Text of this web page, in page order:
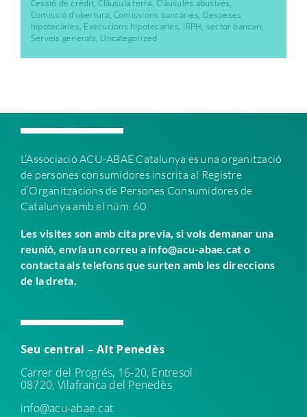
Cessió de crèdit,Clàusula terra,Clàusules abusives,
Comissió d'obertura,Comissions bancàries, Despeses
hipotecàries, Execucions hipotecaries, IRPH, sector bancari,
Serveis generals, Uncategorized
L’Associació ACU-ABAE Catalunya es una organització
de persones consumidores inscrita al Registre
d’Organitzacions de Persones Consumidores de
Catalunya amb el núm. 60.
Les visites son amb cita previa, si vols demanar una
reunió, envía un correu a info@acu-abae.cat o
contacta als telefons que surten amb les direccions
de la dreta.
Seu central – Alt Penedès
Carrer del Progrés, 16-20, Entresol
08720, Vilafranca del Penedès
info@acu-abae.cat